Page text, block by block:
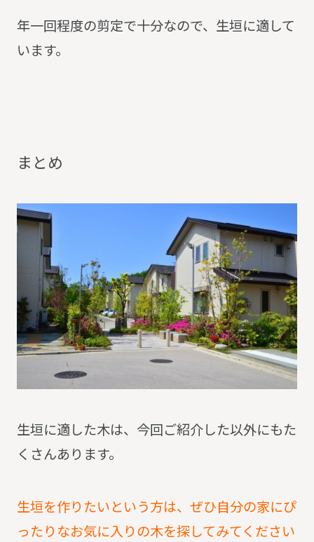
年一回程度の剪定で十分なので、生垣に適して
います。
ま とめ
生垣に適した木は、今回ご紹介した以外にもた
くさんあります。
生垣を作りたいという方は、ぜひ自分の家にぴ
ったりなお気に入りの木を探してみてください